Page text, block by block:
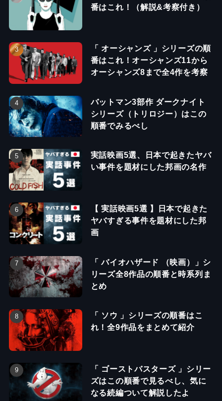
番はこれ！（解説&考察付き）
「 オーシャンズ 」シリーズの順
番はこれ！オーシャンズ11から
オーシャンズ8まで全4作を考察
バットマン3部作 ダークナイト
シリーズ（トリロジー）はこの
順番でみるべし
実話映画5選、日本で起きたヤバ
い事件を題材にした邦画の名作
【 実話映画5選 】日本で起きた
ヤバすぎる事件を題材にした邦
画
「 バイオハザード （映画）」シ
リーズ全8作品の順番と時系列ま
とめ
「 ソウ 」シリーズの順番はこ
れ！全9作品をまとめて紹介
「 ゴーストバスターズ 」シリー
ズはこの順番で見るべし、気に
なる続編ついて解説したよ